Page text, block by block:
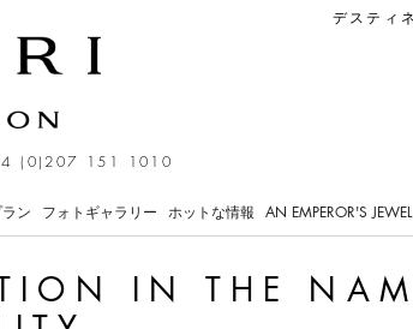
of Sustainability
デスティ
(0)207 151 1010
ン フォトギャラリー ホットな情報 AN EMPEROR'S JEWEL
IN THE